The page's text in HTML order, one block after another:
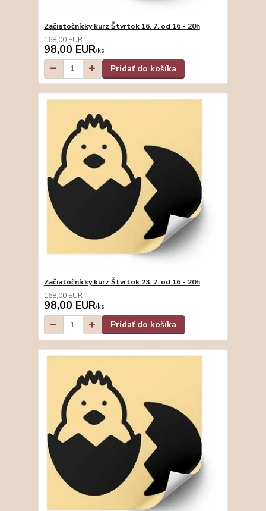
Začiatočnícky kurz Štvrtok 16. 7. od 16 - 20h
168,00 EUR
98,00 EUR/ks
Pridať do košíka
Začiatočnícky kurz Štvrtok 23. 7. od 16 - 20h
168,00 EUR
98,00 EUR/ks
Pridať do košíka